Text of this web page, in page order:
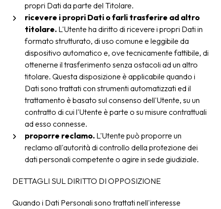
propri Dati da parte del Titolare.
ricevere i propri Dati o farli trasferire ad altro
titolare. L'Utente ha diritto di ricevere i propri Dati in
formato strutturato, di uso comune e leggibile da
dispositivo automatico e, ove tecnicamente fattibile, di
ottenerne il trasferimento senza ostacoli ad un altro
titolare. Questa disposizione è applicabile quando i
Dati sono trattati con strumenti automatizzati ed il
trattamento è basato sul consenso dell'Utente, su un
contratto di cui l'Utente è parte o su misure contrattuali
ad esso connesse.
proporre reclamo. L'Utente può proporre un
reclamo all'autorità di controllo della protezione dei
dati personali competente o agire in sede giudiziale.
DETTAGLI SUL DIRITTO DI OPPOSIZIONE
Quando i Dati Personali sono trattati nell'interesse